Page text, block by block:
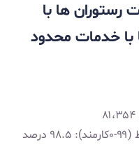
‌ها با
با خدمات محدود